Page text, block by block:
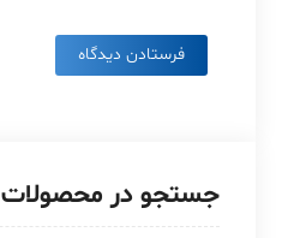
جستجو در محصولات